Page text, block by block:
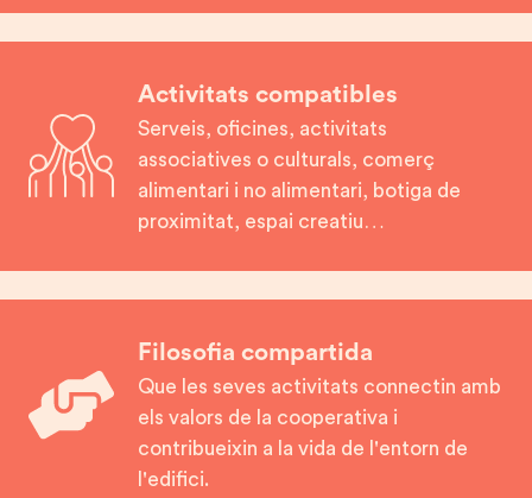
Activitats compatibles
Serveis, oficines, activitats
associatives o culturals, comerç
alimentari i no alimentari, botiga de
proximitat, espai creatiu…
Filosofia compartida
Que les seves activitats connectin amb
els valors de la cooperativa i
contribueixin a la vida de l'entorn de
l'edifici.